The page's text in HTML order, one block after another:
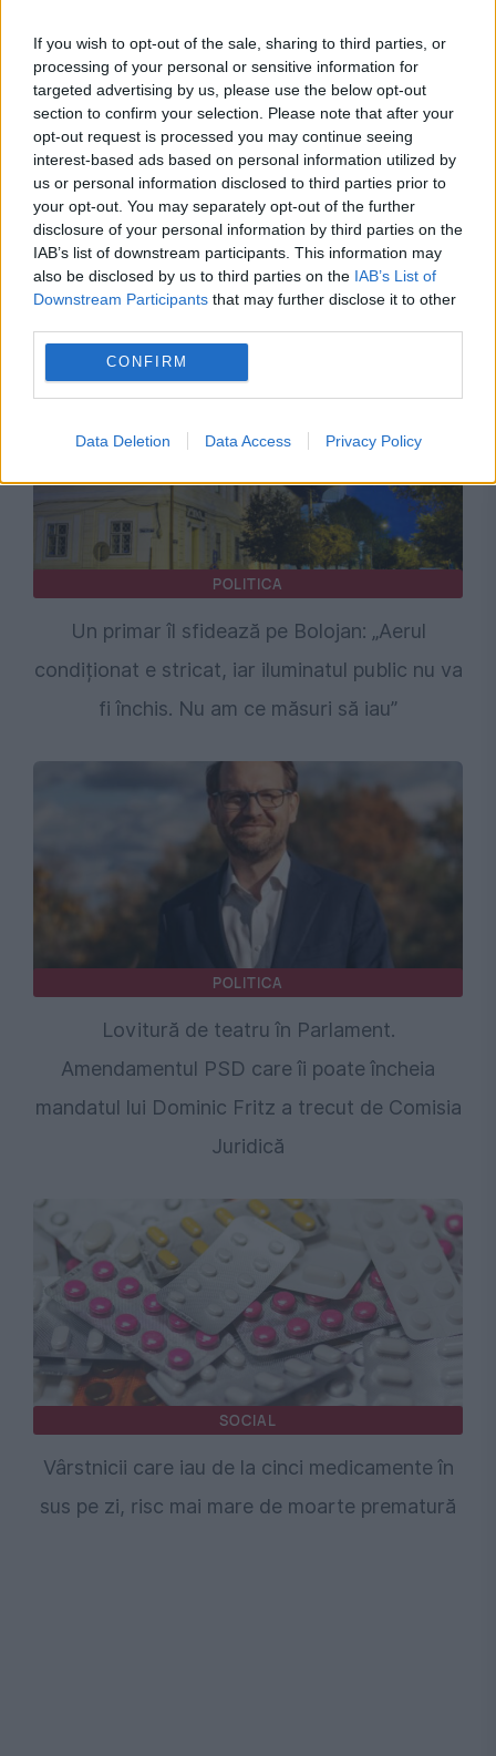
If you wish to opt-out of the sale, sharing to third parties, or
processing of your personal or sensitive information for
targeted advertising by us, please use the below opt-out
section to confirm your selection. Please note that after your
opt-out request is processed you may continue seeing
interest-based ads based on personal information utilized by
us or personal information disclosed to third parties prior to
your opt-out. You may separately opt-out of the further
disclosure of your personal information by third parties on the
IAB’s list of downstream participants. This information may
also be disclosed by us to third parties on the IAB’s List of
Downstream Participants that may further disclose it to other
CONFIRM
Data Deletion Data Access Privacy Policy
POLITICA
PSD cere activarea mecanismului european
de urgență pentru energie și susține
menținerea centralelor pe cărbune. Critici la
adresa lui Bolojan
POLITICA
Un primar îl sfidează pe Bolojan: „Aerul
condiționat e stricat, iar iluminatul public nu va
fi închis. Nu am ce măsuri să iau”
POLITICA
Lovitură de teatru în Parlament.
Amendamentul PSD care îi poate încheia
mandatul lui Dominic Fritz a trecut de Comisia
Juridică
SOCIAL
Vârstnicii care iau de la cinci medicamente în
sus pe zi, risc mai mare de moarte prematură